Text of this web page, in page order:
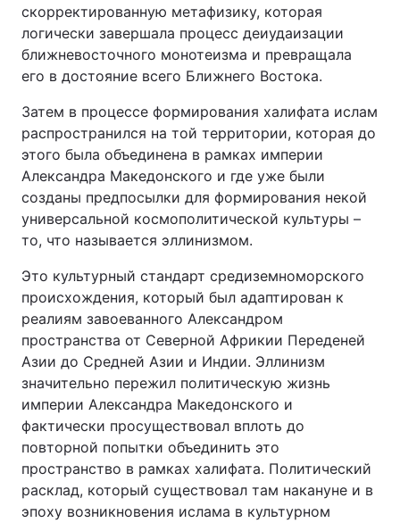
скорректированную метафизику, которая
логически завершала процесс деиудаизации
ближневосточного монотеизма и превращала
его в достояние всего Ближнего Востока.
Затем в процессе формирования халифата ислам
распространился на той территории, которая до
этого была объединена в рамках империи
Александра Македонского и где уже были
созданы предпосылки для формирования некой
универсальной космополитической культуры –
то, что называется эллинизмом.
Это культурный стандарт средиземноморского
происхождения, который был адаптирован к
реалиям завоеванного Александром
пространства от Северной Африкии Переденей
Азии до Средней Азии и Индии. Эллинизм
значительно пережил политическую жизнь
империи Александра Македонского и
фактически просуществовал вплоть до
повторной попытки объединить это
пространство в рамках халифата. Политический
расклад, который существовал там накануне и в
эпоху возникновения ислама в культурном